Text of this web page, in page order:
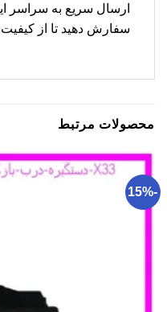
ارسال سریع به سراسر
سفارش دهید تا از
محصولات مرتبط
-15%